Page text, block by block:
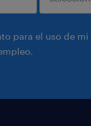
para el uso de